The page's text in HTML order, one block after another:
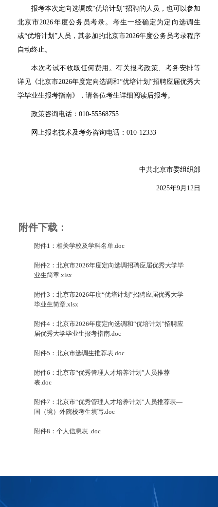
报考本次定向选调或“优培计划”招聘的人员，也可以参加
北京市2026年度公务员考录。考生一经确定为定向选调生
或“优培计划”人员，其参加的北京市2026年度公务员考录程序
自动终止。
本次考试不收取任何费用。有关报考政策、考务安排等
详见《北京市2026年度定向选调和“优培计划”招聘应届优秀大
学毕业生报考指南》，请各位考生详细阅读后报考。
政策咨询电话：010-55568755
网上报名技术及考务咨询电话：010-12333
中共北京市委组织部
2025年9月12日
附件下载：
附件1：相关学校及学科名单.doc
附件2：北京市2026年度定向选调招聘应届优秀大学毕
业生简章.xlsx
附件3：北京市2026年度“优培计划”招聘应届优秀大学
毕业生简章.xlsx
附件4：北京市2026年度定向选调和“优培计划”招聘应
届优秀大学毕业生报考指南.doc
附件5：北京市选调生推荐表.doc
附件6：北京市“优秀管理人才培养计划”人员推荐
表.doc
附件7：北京市“优秀管理人才培养计划”人员推荐表—
国（境）外院校考生填写.doc
附件8：个人信息表 .doc